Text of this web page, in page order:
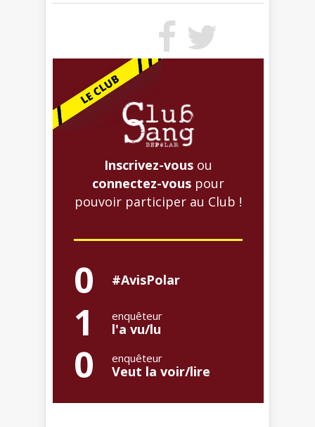
Inscrivez-vous ou
connectez-vous pour
pouvoir participer au Club !
0 #AvisPolar
1 enquêteur
l'a vu/lu
0 enquêteur
Veut la voir/lire